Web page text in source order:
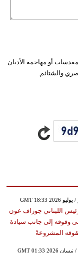
أو مهاجمة الأديان
والشتائم.
اللبناني جوزاف عون
وقوفه إلى جانب سيادة
المشروعةً